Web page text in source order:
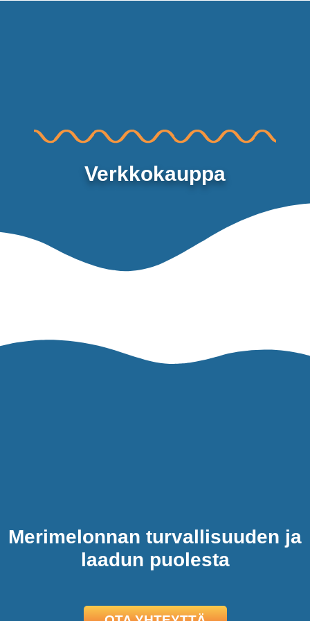
Verkkokauppa
Merimelonnan turvallisuuden ja
laadun puolesta